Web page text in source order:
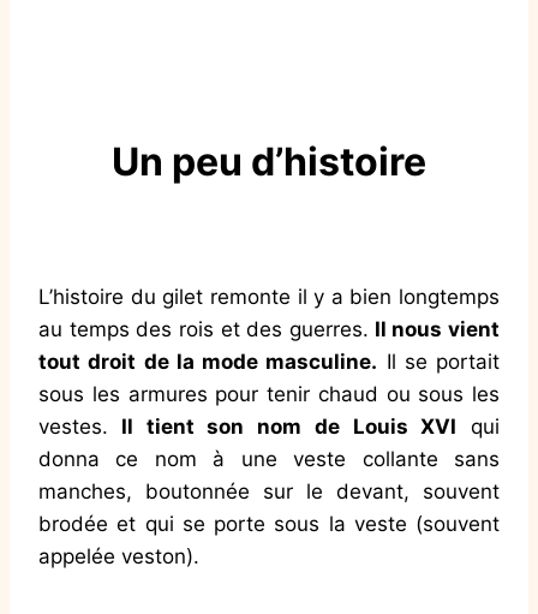
Un peu d’histoire
L’histoire du gilet remonte il y a bien longtemps
au temps des rois et des guerres. Il nous vient
tout droit de la mode masculine. Il se portait
sous les armures pour tenir chaud ou sous les
vestes. Il tient son nom de Louis XVI qui
donna ce nom à une veste collante sans
manches, boutonnée sur le devant, souvent
brodée et qui se porte sous la veste (souvent
appelée veston).